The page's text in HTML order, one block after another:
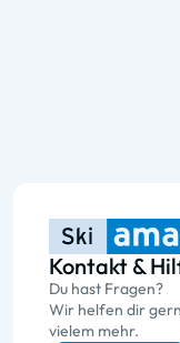
Kontakt &
Du hast Fragen?
Wir helfen dir
vielem mehr.